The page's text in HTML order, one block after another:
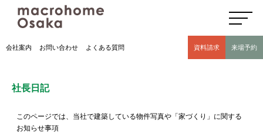
高気密高断熱住宅のマクロホーム大阪の社長日記(豊中市 モデルハウス有)
会社案内 お問い合わせ よくある質問 資料請求 来場予約
社長日記
このページでは、当社で建築している物件写真や「家づくり」に関する
お知らせ事項